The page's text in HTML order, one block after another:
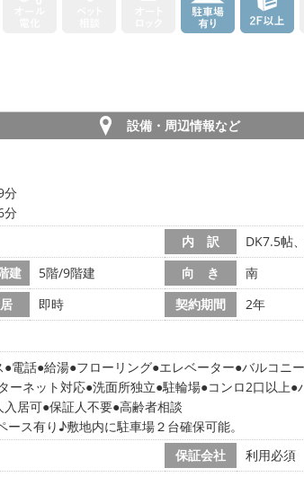
設備・周辺情報など
分
分
内 訳
DK7.5帖
建 5階/9階建 向 き 南
即時 契約期間 2年
電話 給湯 フローリング エレベーター バルコニー
ーネット対応 洗面所独立 駐輪場 コンロ2口以上
入居可 保証人不要 高齢者相談
ス有り♪敷地内に駐車場２台確保可能。
保証会社
利用必須